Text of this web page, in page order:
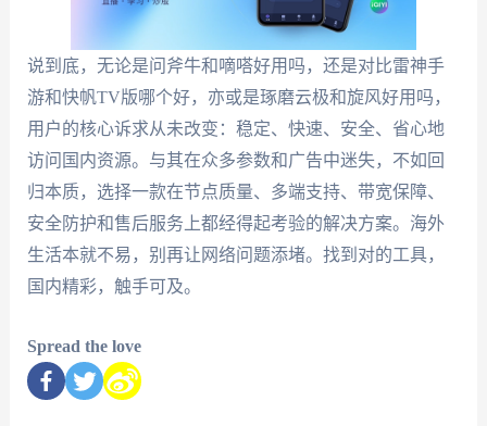
说到底，无论是问斧牛和嘀嗒好用吗，还是对比雷神手
游和快帆TV版哪个好，亦或是琢磨云极和旋风好用吗，
用户的核心诉求从未改变：稳定、快速、安全、省心地
访问国内资源。与其在众多参数和广告中迷失，不如回
归本质，选择一款在节点质量、多端支持、带宽保障、
安全防护和售后服务上都经得起考验的解决方案。海外
生活本就不易，别再让网络问题添堵。找到对的工具，
国内精彩，触手可及。
Spread the love